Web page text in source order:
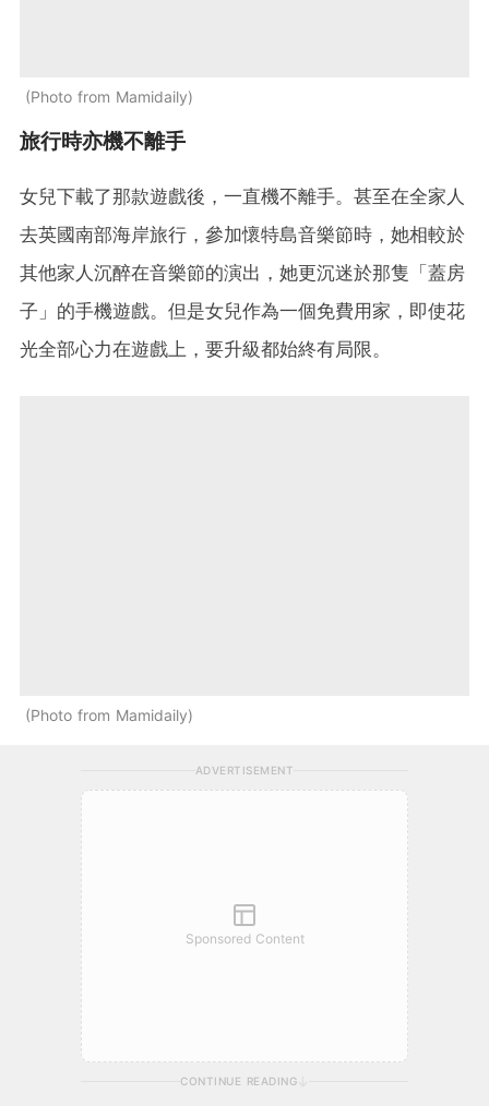
Photo from Mamidaily
旅行時亦機不離手
女兒下載了那款遊戲後，一直機不離手。甚至在全家人
去英國南部海岸旅行，參加懷特島音樂節時，她相較於
其他家人沉醉在音樂節的演出，她更沉迷於那隻「蓋房
子」的手機遊戲。但是女兒作為一個免費用家，即使花
光全部心力在遊戲上，要升級都始終有局限。
Photo from Mamidaily
ADVERTISEMENT
Sponsored Content
CONTINUE READING